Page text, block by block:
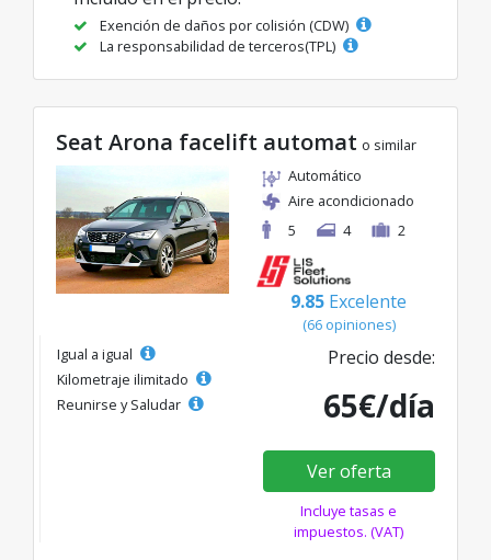
Exención de daños por colisión (CDW)
La responsabilidad de terceros(TPL)
Seat Arona facelift automat o similar
Automático
Aire acondicionado
5
4 2
9.85 Excelente
(66 opiniones)
Igual a igual
Kilometraje ilimitado
Reunirse y Saludar
Precio desde:
65€/día
Ver oferta
Incluye tasas e
impuestos. (VAT)